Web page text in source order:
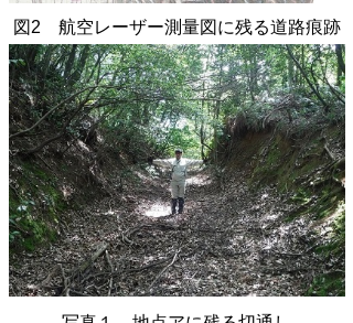
図2 航空レーザー測量図に残る道路痕跡